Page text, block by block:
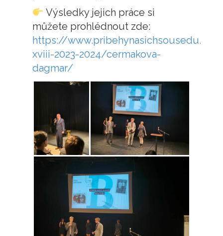
Výsledky jejich práce si
můžete prohlédnout zde:
https://www.pribehynasichsousedu.cz/
xviii-2023-2024/cermakova-
dagmar/